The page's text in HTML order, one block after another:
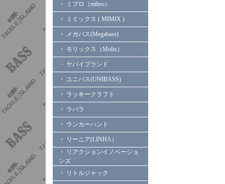
・ ミブロ（mibro）
・ ミミックス ( MIMIX )
・ メガバス(Megabass)
・ モリックス（Molix）
・ ヤバイブランド
・ ユニバス(UNIBASS)
・ ラッキークラフト
・ ラパラ
・ ランカーハント
・ リーニア(LINHA）
・ リアクションイノベーショ
ンズ
・ リトルジャック